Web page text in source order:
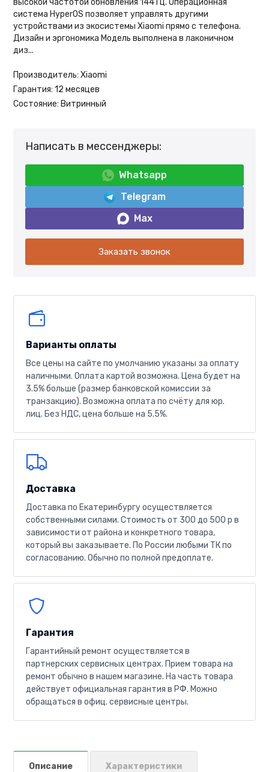
система HyperOS позволяет управлять другими
устройствами из экосистемы Xiaomi прямо с телефона.
Дизайн и эргономика Модель выполнена в лаконичном
диз...
Производитель: Xiaomi
Гарантия: 12 месяцев
Состояние: Витринный
Написать в мессенджеры:
Whatsapp
Telegram
Max
Заказать звонок
Варианты оплаты
Все цены на сайте по умолчанию указаны за оплату
наличными. Оплата картой возможна. Цена будет на
3.5% больше (размер банковской комиссии за
транзакцию). Возможна оплата по счёту для юр.
лиц. Без НДС, цена больше на 5.5%.
Доставка
Доставка по Екатеринбургу осуществляется
собственными силами. Стоимость от 300 до 500 р в
зависимости от района и конкретного товара,
который вы заказываете. По России любыми ТК по
согласованию. Обычно по полной предоплате.
Гарантия
Гарантийный ремонт осуществляется в
партнерских сервисных центрах. Прием товара на
ремонт обычно в нашем магазине. На часть товара
действует официальная гарантия в РФ. Можно
обращаться в офиц. сервисные центры.
Описание Характеристики